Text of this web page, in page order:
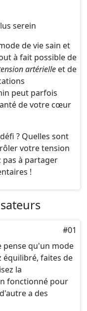
serein
de vie sain et
à fait possible de
artérielle et de
peut parfois
de votre cœur
? Quelles sont
votre tension
pas à partager
!
#01
qu'un mode
équilibré, faites de
la
fonctionné pour
a des